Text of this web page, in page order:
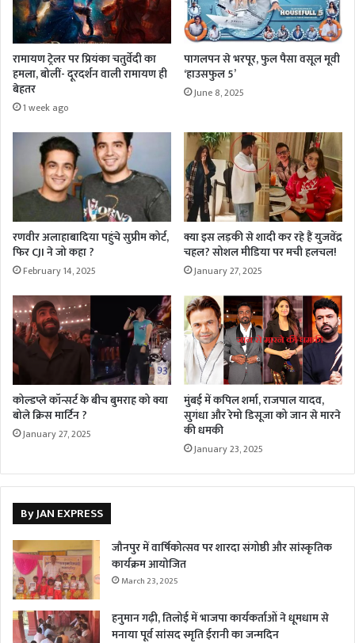
रामायण ट्रेलर पर प्रियंका चतुर्वेदी का
हमला, बोलीं- दूरदर्शन वाली रामायण ही
बेहतर
1 week ago
पागलपन से भरपूर, फुल पैसा वसूल मूवी
‘हाउसफुल 5’
June 8, 2025
रणवीर अलाहाबादिया पहुंचे सुप्रीम कोर्ट,
फिर CJI ने जो कहा ?
February 14, 2025
क्या इस लड़की से शादी कर रहे हैं युजवेंद्र
चहल? सोशल मीडिया पर मची हलचल!
January 27, 2025
कोल्डप्ले कॉन्सर्ट के बीच बुमराह को क्या
बोले क्रिस मार्टिन ?
January 27, 2025
मुंबई में कपिल शर्मा, राजपाल यादव,
सुगंधा और रेमो डिसूजा को जान से मारने
की धमकी
January 23, 2025
By JAN EXPRESS
जौनपुर में वार्षिकोत्सव पर शारदा संगोष्ठी और सांस्कृतिक
कार्यक्रम आयोजित
March 23, 2025
हनुमान गढ़ी, तिलोई में भाजपा कार्यकर्ताओं ने धूमधाम से
मनाया पूर्व सांसद स्मृति ईरानी का जन्मदिन